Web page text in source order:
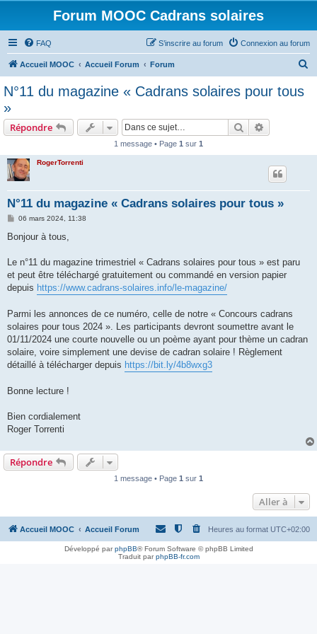
Forum MOOC Cadrans solaires
FAQ Connexion au forum
S’inscrire au forum
Accueil MOOC Accueil Forum Forum
N°11 du magazine « Cadrans solaires pour tous
»
Répondre Rechercher
1 message • Page 1 sur 1
RogerTorrenti
N°11 du magazine « Cadrans solaires pour tous »
M
s
g
06 mars 2024, 11:38
Bonjour à tous,
Le n°11 du magazine trimestriel « Cadrans solaires pour tous » est paru
et peut être téléchargé gratuitement ou commandé en version papier
depuis https://www.cadrans-solaires.info/le-magazine/
Parmi les annonces de ce numéro, celle de notre « Concours cadrans
solaires pour tous 2024 ». Les participants devront soumettre avant le
01/11/2024 une courte nouvelle ou un poème ayant pour thème un cadran
solaire, voire simplement une devise de cadran solaire ! Règlement
détaillé à télécharger depuis https://bit.ly/4b8wxg3
Bonne lecture !
Bien cordialement
Roger Torrenti
Répondre
1 message • Page 1 sur 1
Aller à
Accueil MOOC Accueil Forum Heures au format UTC+02:00
Développé parphpBB® Forum Software © phpBB Limited
Traduit parphpBB-fr.com